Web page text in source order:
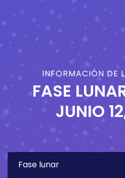
INFORMACIÓN DE
FASE
JUNIO
Fase lunar